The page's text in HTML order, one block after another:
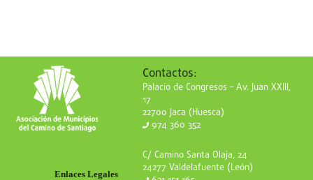
Enlaces Legales
Contactos:
Palacio de Congresos – Av. Juan XXIII,
17
22700 Jaca (Huesca)
974 360 352
C/ Camino Santa Olaja, 24
24277 Valdelafuente (León)